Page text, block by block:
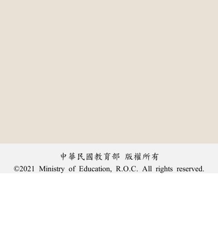
中華民國教育部 版權所有
©2021 Ministry of Education, R.O.C. All rights reserved.